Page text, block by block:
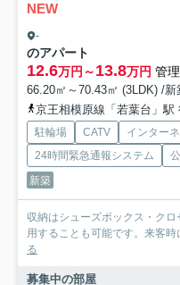
NEW
-
のアパート
12.6万円～13.8万円 管
66.20㎡～70.43㎡ (3LDK) /新
京王相模原線「若葉台」駅
駐輪場 CATV インター
24時間緊急通報システム
新築
収納はシューズボックス・ク
用することも可能です。来客
る
募集中の部屋